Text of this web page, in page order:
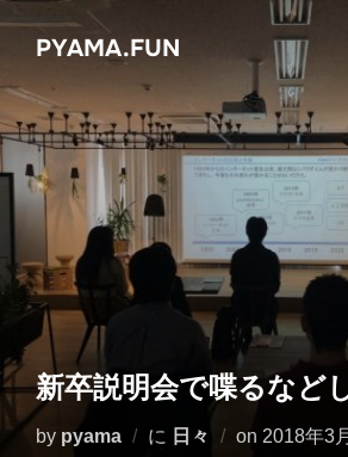
ツ
へ
ッ
PYAMA.FUN
新卒説明会で喋るなど
by pyama に 日々 on 投
2018年3